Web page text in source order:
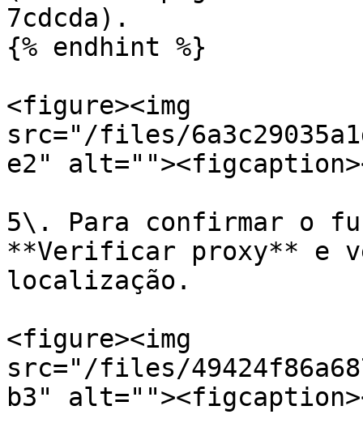
7cdcda).
{% endhint %}
<figure><img
src="/files/
e2"
5\. Para confirmar o
**Verificar proxy** e
localização.
<figure><img
src="/files/
b3"